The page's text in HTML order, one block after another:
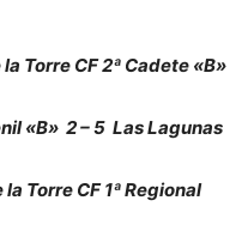
Torre CF 2ª Cadete «B»
«B» 2 – 5Las Lagunas
Torre CF 1ª Regional